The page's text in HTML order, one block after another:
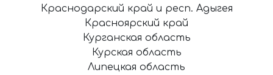
Краснодарский край и респ. Адыгея
Красноярский край
Курганская область
Курская область
Липецкая область